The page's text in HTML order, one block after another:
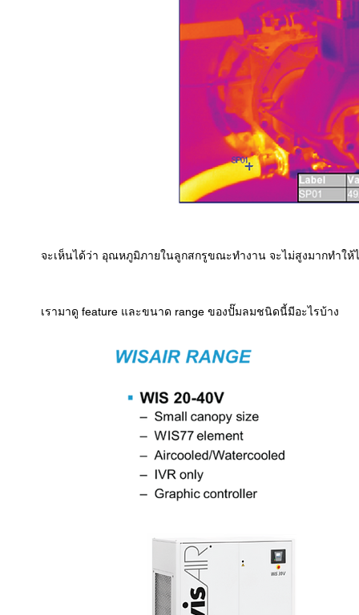
จะเห็นได้ว่า อุณหภูมิภายในลูกสกรูขณะทำงาน จะไม่สูงมากทำใ
เรามาดู feature และขนาด range ของปั๊มลมชนิดนี้มีอะไรบ้าง